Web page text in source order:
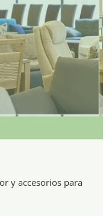
y accesorios para